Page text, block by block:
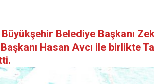
Belediye Başkanı
Hasan Avcı ile birlikte